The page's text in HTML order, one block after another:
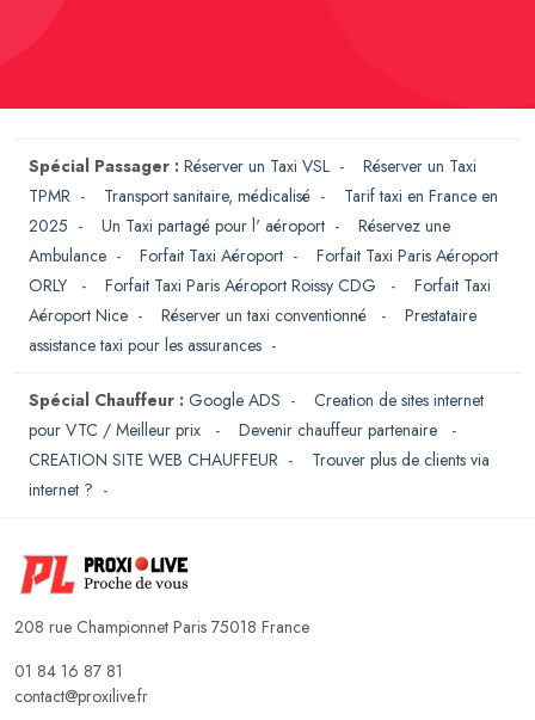
Spécial Passager : Réserver un Taxi VSL - Réserver un Taxi
TPMR - Transport sanitaire, médicalisé - Tarif taxi en France en
2025 - Un Taxi partagé pour l' aéroport - Réservez une
Ambulance - Forfait Taxi Aéroport - Forfait Taxi Paris Aéroport
ORLY
- Forfait Taxi Paris Aéroport Roissy CDG - Forfait Taxi
Aéroport Nice - Réserver un taxi conventionné - Prestataire
assistance taxi pour les assurances -
Spécial Chauffeur : Google ADS - Creation de sites internet
pour VTC / Meilleur prix
- Devenir chauffeur partenaire
-
CREATION SITE WEB CHAUFFEUR - Trouver plus de clients via
internet ? -
208 rue Championnet Paris 75018 France
01 84 16 87 81
contact@proxilive.fr